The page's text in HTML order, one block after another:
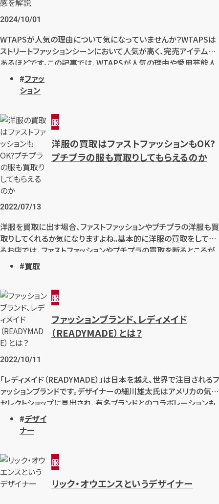
無料
最短1分！今すぐ査定金額をお伝えいた
します
【総合受付】24時間・年中無休(年末年
2024/10/01
WTAPSが人気の理由について気になっていませんか？WTAPSは
ストリートファッションシーンにおいて人気が高く、完売アイテムも
あるほどです。この記事では、WTAPSが人気の理由や愛用芸能人
について解説します。
ファッ
ション
服
洋服の買取はファストファッションもOK?
プチプラの服も買取りしてもらえるのか
2022/07/13
洋服を買取に出す場合、ファストファッションやプチプラの洋服も買
取りしてくれるか気になりますよね。基本的に洋服の買取をしてい
るお店では、ファストファッションやプチプラの買取を断るところが
多くなっているので、以前買取していたお店でも買取しなくなって
いるのが現状です。ファストファッションやプチプラの洋服は手ごろ
う方も多いのではないでしょうか。捨てるのがもったいなかったり、
少しでもお金にしたいという方もいらっしゃると思います。今回は
洋服の買取店でファストファッションやプチプラの服がなぜ売りづ
らいのか、また、もし売れる場合にはどのような売却方法がおすす
めなのかをご紹介致します！
買取
服
ファッションブランド、レディメイド
（READYMADE）とは？
2022/10/11
「レディメイド（READYMADE）」は日本を越え、世界で注目されるフ
ァッションブランドです。デザイナーの細川雄太氏はアメリカの気鋭
セレクトショップに見出され、有名ブランドとのコラボレーションも
多く実現するなど、世界から熱い視線で注目されています。また、フ
ァッションにとどまらず、アートにおける表現にも進出し、ますます
目が離せない存在となっています。
デザイ
ナー
服
リック・オウエンスというデザイナー